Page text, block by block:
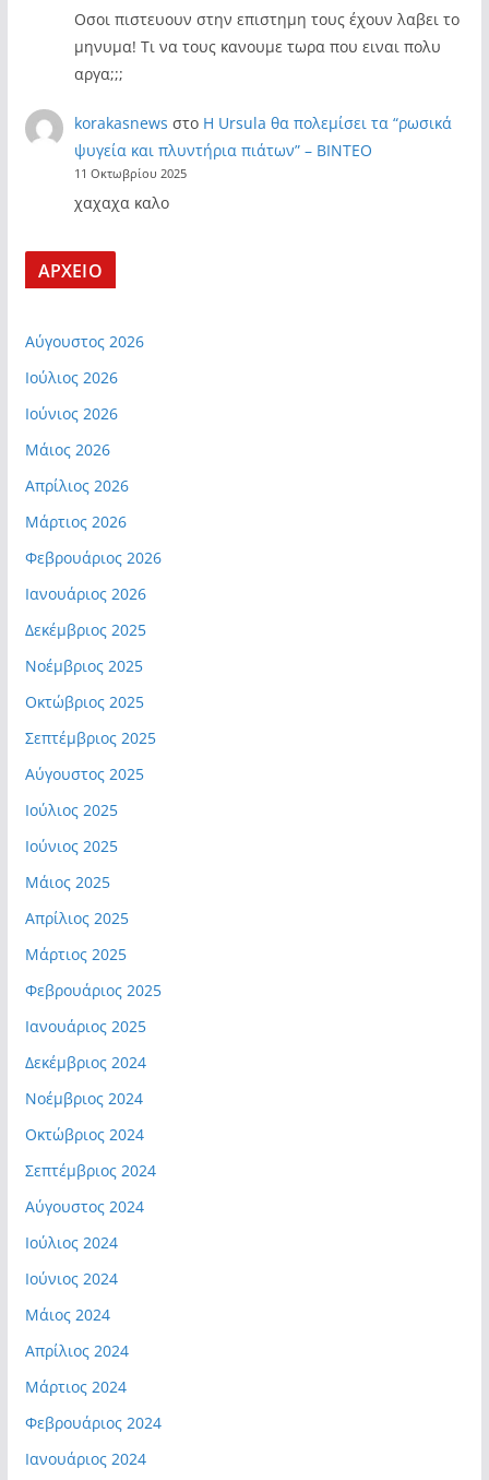
Οσοι πιστευουν στην επιστημη τους έχουν λαβει το
μηνυμα! Τι να τους κανουμε τωρα που ειναι πολυ
αργα;;;
korakasnews στο Η Ursula θα πολεμίσει τα “ρωσικά
ψυγεία και πλυντήρια πιάτων” – ΒΙΝΤΕΟ
11 Οκτωβρίου 2025
χαχαχα καλο
ΑΡΧΕΙΟ
Αύγουστος 2026
Ιούλιος 2026
Ιούνιος 2026
Μάιος 2026
Απρίλιος 2026
Μάρτιος 2026
Φεβρουάριος 2026
Ιανουάριος 2026
Δεκέμβριος 2025
Νοέμβριος 2025
Οκτώβριος 2025
Σεπτέμβριος 2025
Αύγουστος 2025
Ιούλιος 2025
Ιούνιος 2025
Μάιος 2025
Απρίλιος 2025
Μάρτιος 2025
Φεβρουάριος 2025
Ιανουάριος 2025
Δεκέμβριος 2024
Νοέμβριος 2024
Οκτώβριος 2024
Σεπτέμβριος 2024
Αύγουστος 2024
Ιούλιος 2024
Ιούνιος 2024
Μάιος 2024
Απρίλιος 2024
Μάρτιος 2024
Φεβρουάριος 2024
Ιανουάριος 2024